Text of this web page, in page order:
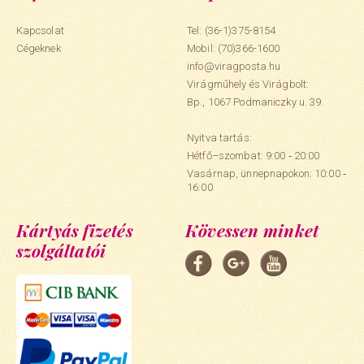
Kapcsolat
Cégeknek
Tel: (36-1)375-8154
Mobil:(70)366-1600
info@viragposta.hu
Virágműhely és Virágbolt:
Bp., 1067 Podmaniczky u. 39.
Nyitva tartás:
Hétfő–szombat: 9:00 ‑ 20:00
Vasárnap, ünnepnapokon: 10:00 ‑
16:00
Kártyás fizetés
szolgáltatói
Kövessen minket